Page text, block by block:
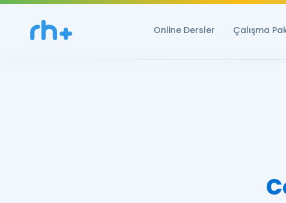
Online Dersler Çalışma